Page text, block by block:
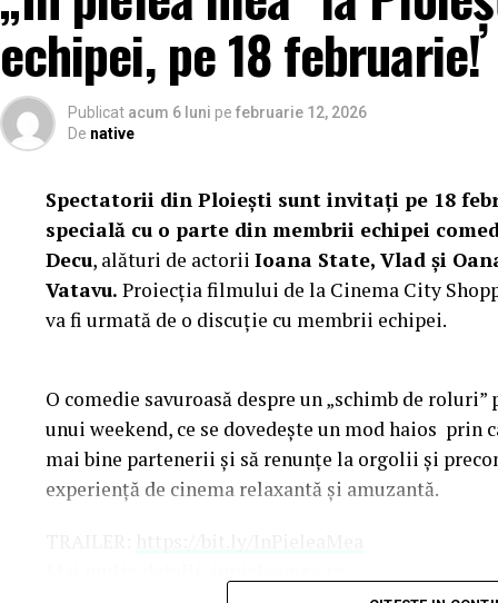
echipei, pe 18 februarie!
Publicat acum 6 luni pe februarie 12, 2026
De native
Spectatorii din Ploiești sunt invitați pe 18
specială cu o parte din membrii echipei
Decu, alături de actorii Ioana State, Vlad și
Vatavu. Proiecția filmului de la Cinema City
va fi urmată de o discuție cu membrii echipei.
O comedie savuroasă despre un „schimb de
unui weekend, ce se dovedește un mod haios prin
mai bine partenerii și să renunțe la orgolii și
experiență de cinema relaxantă și amuzantă.